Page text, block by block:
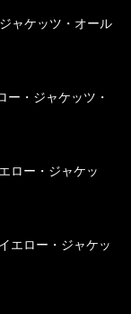
ャケッツ・オール
ー・ジャケッツ・
ロー・ジャケッ
エロー・ジャケッ